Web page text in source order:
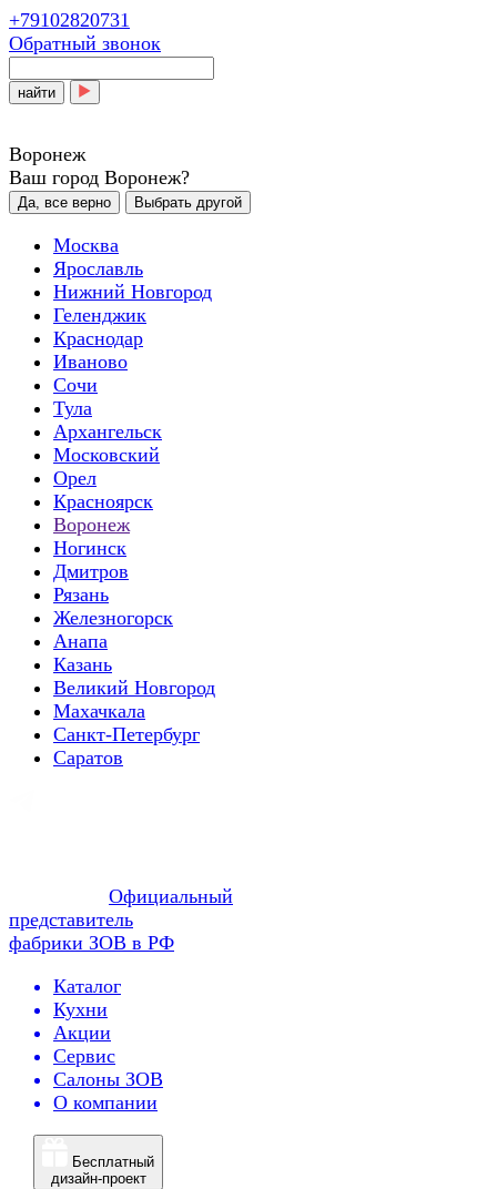
+79102820731
Обратный звонок
найти
Воронеж
Ваш город Воронеж?
Да, все верно Выбрать другой
Москва
Ярославль
Нижний Новгород
Геленджик
Краснодар
Иваново
Сочи
Тула
Архангельск
Московский
Орел
Красноярск
Воронеж
Ногинск
Дмитров
Рязань
Железногорск
Анапа
Казань
Великий Новгород
Махачкала
Санкт-Петербург
Саратов
Официальный
представитель
фабрики ЗОВ в РФ
Каталог
Кухни
Акции
Сервис
Салоны ЗОВ
О компании
Бесплатный
дизайн-проект